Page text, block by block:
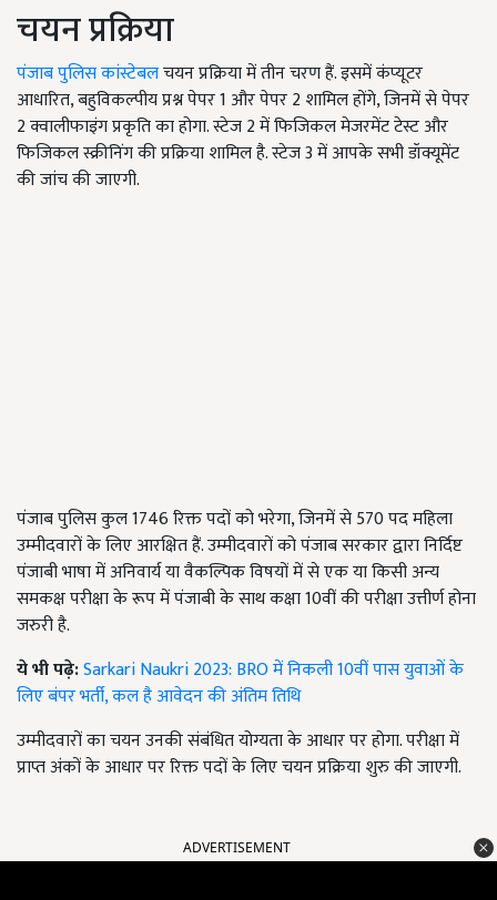
चयन प्रक्रिया
पंजाब पुलिस कांस्टेबलचयन प्रक्रिया में तीन चरण हैं. इसमें कंप्यूटर
आधारित, बहुविकल्पीय प्रश्न पेपर 1 और पेपर 2 शामिल होंगे, जिनमें से पेपर
2 क्वालीफाइंग प्रकृति का होगा. स्टेज 2 में फिजिकल मेजरमेंट टेस्ट और
फिजिकल स्क्रीनिंग की प्रक्रिया शामिल है. स्टेज 3 में आपके सभी डॉक्यूमेंट
की जांच की जाएगी.
पंजाब पुलिस कुल 1746 रिक्त पदों को भरेगा, जिनमें से 570 पद महिला
उम्मीदवारों के लिए आरक्षित हैं. उम्मीदवारों को पंजाब सरकार द्वारा निर्दिष्ट
पंजाबी भाषा में अनिवार्य या वैकल्पिक विषयों में से एक या किसी अन्य
समकक्ष परीक्षा के रूप में पंजाबी के साथ कक्षा 10वींकी परीक्षा उत्तीर्ण होना
जरुरी है.
ये भी पढ़े:Sarkari Naukri 2023: BRO में निकली 10वीं पास युवाओं के
लिए बंपर भर्ती, कल है आवेदन की अंतिम तिथि
उम्मीदवारों का चयन उनकी संबंधित योग्यता के आधार पर होगा. परीक्षा में
प्राप्त अंकों के आधार पर रिक्त पदों के लिए चयन प्रक्रिया शुरु की जाएगी.
ADVERTISEMENT